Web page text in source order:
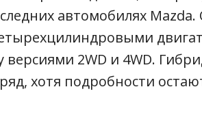
автомобилях
2WD и 4WD.
хотя подробности